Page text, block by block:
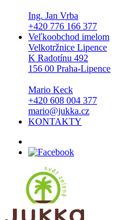
Ing. Jan Vrba
+420 776 166 377
Veľkoobchod imelom
Velkotržnice Lipence
K Radotínu 492
156 00 Praha-Lipence
Mario Keck
+420 608 004 377
mario@jukka.cz
KONTAKTY